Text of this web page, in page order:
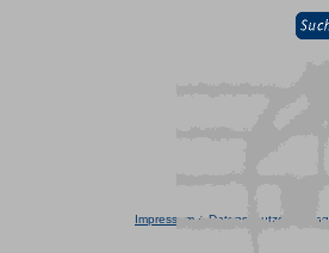
Impressum + Datenschutzerklärung